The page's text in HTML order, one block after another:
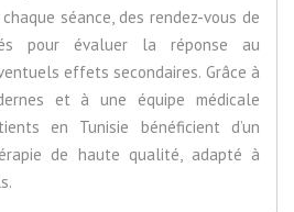
séance, des rendez-vous de
pour évaluer la réponse au
effets secondaires. Grâce à
et à une équipe médicale
en Tunisie bénéficient d’un
de haute qualité, adapté à